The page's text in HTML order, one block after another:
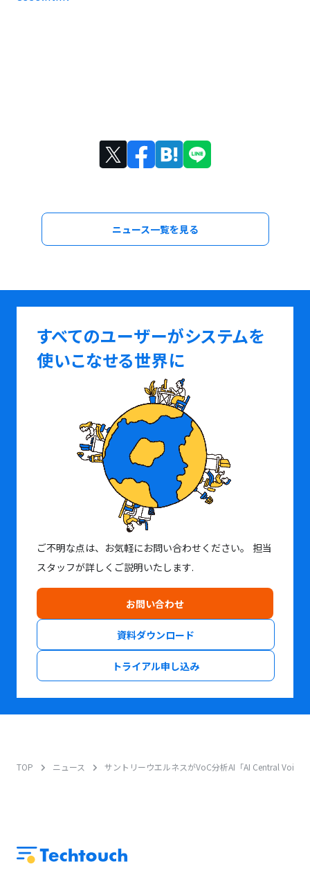
ニュース一覧を見る
すべてのユーザーがシステムを
使いこなせる世界に
ご不明な点は、お気軽にお問い合わせください。
担当
スタッフが詳しくご説明いたします.
お問い合わせ
資料ダウンロード
トライアル申し込み
TOP ニュース サントリーウエルネスがVoC分析AI「AI Central Voice